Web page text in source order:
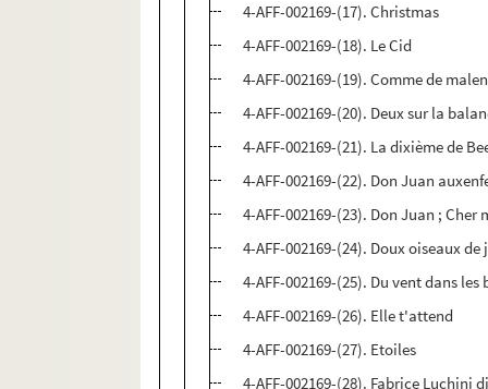
4-AFF-002169-(17). Christmas
4-AFF-002169-(18). Le Cid
4-AFF-002169-(19). Comme de
4-AFF-002169-(20). Deux sur la
4-AFF-002169-(21). La dixième de
4-AFF-002169-(22). Don Juan
4-AFF-002169-(23). Don Juan ; Cher
4-AFF-002169-(24). Doux oiseaux de
4-AFF-002169-(25). Du vent dans
4-AFF-002169-(26). Elle t'attend
4-AFF-002169-(27). Etoiles
4-AFF-002169-(28). Fabrice Luchini